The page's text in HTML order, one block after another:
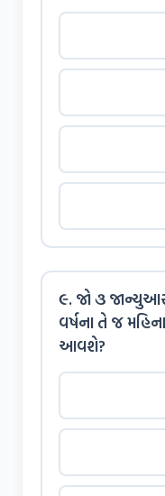
૯. જો ૩
વર્ષના તે જ
આવશે?